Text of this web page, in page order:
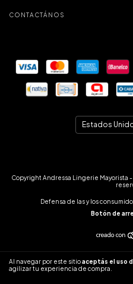
Al navegar por este sitioaceptás el uso
agilizar tu experiencia de compra.
CONTACTÁNOS
Copyright Andressa Lingerie Mayorista
Defensa de las y los
Botón de